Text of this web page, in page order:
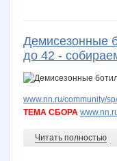
Демисезонные
до 42 -
www.nn.ru/community/
ТЕМА СБОРА
Читать полностью